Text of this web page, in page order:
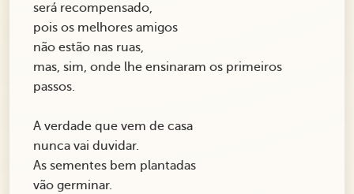
será recompensado,
pois os melhores amigos
não estão nas ruas,
mas, sim, onde lhe ensinaram os primeiros
passos.
A verdade que vem de casa
nunca vai duvidar.
As sementes bem plantadas
vão germinar.